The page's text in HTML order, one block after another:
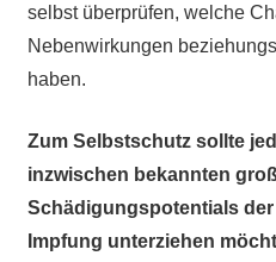
selbst überprüfen, welche
Nebenwirkungen
haben.
Zum Selbstschutz sollte
inzwischen bekannten
Schädigungspotentials
Impfung unterziehen